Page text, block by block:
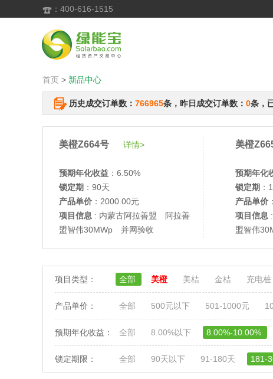
 ：400-616-1515
首页 > 新品中心
历史成交订单数： 766965条，昨日成交订单数： 0条，
美橙Z664号 详情>
预期年化收益 ：6.50%
锁定期 ：90天
产品单价 ：2000.00元
项目信息 : 内蒙古阿拉善盟 阿拉善
盟智伟30MWp 并网验收
美橙
预期年化
锁定期 ：
产品单价
项目信息
盟智伟
项目类型： 全部 美橙 美桔 金桔 充电桩
产品单价： 全部 500元以下 501-1000元
预期年化收益： 全部 8.00%以下 8.00%-10.00%
锁定期限： 全部 90天以下 91-180天 181-